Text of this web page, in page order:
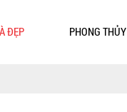
ĐẸP PHONG THỦY